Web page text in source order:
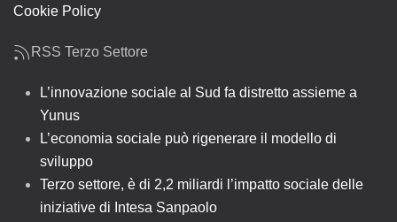
Cookie Policy
RSS Terzo Settore
L’innovazione sociale al Sud fa distretto assieme a
Yunus
L’economia sociale può rigenerare il modello di
sviluppo
Terzo settore, è di 2,2 miliardi l’impatto sociale delle
iniziative di Intesa Sanpaolo